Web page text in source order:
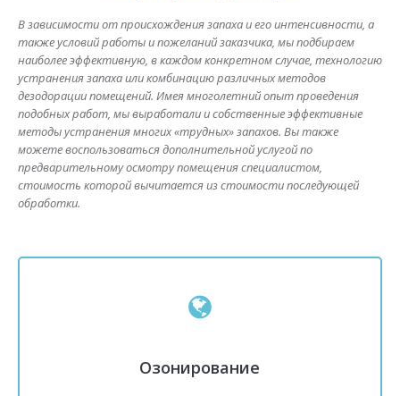
В зависимости от происхождения запаха и его интенсивности, а
также условий работы и пожеланий заказчика, мы подбираем
наиболее эффективную, в каждом конкретном случае, технологию
устранения запаха или комбинацию различных методов
дезодорации помещений. Имея многолетний опыт проведения
подобных работ, мы выработали и собственные эффективные
методы устранения многих «трудных» запахов. Вы также
можете воспользоваться дополнительной услугой по
предварительному осмотру помещения специалистом,
стоимость которой вычитается из стоимости последующей
обработки.
Озонирование